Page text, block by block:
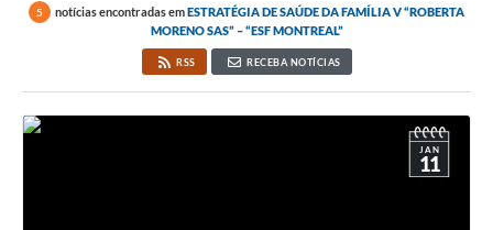
5 notícias encontradas emESTRATÉGIA DE SAÚDE DA FAMÍLIA V “ROBERTA
MORENO SAS” – “ESF MONTREAL”
RSS RECEBA NOTÍCIAS
JAN
11